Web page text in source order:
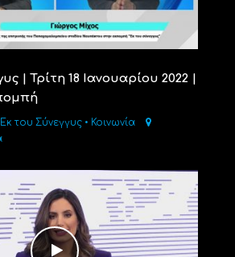
| Τρίτη 18 Ιανουαρίου 2022 |
Εκ του Σύνεγγυς • Κοινωνία